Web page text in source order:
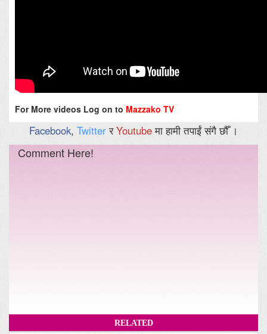
For More videos Log on to Mazzako TV
Facebook, TwitterरYoutubeमा हामी तपाईं संगै छौँ ।
Comment Here!
RELATED